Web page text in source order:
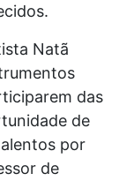
Natã
das
de
por
de